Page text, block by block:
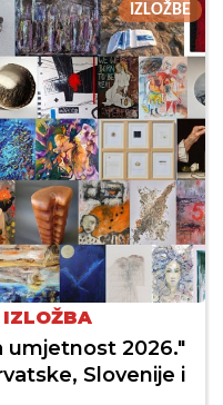
IZLOŽBE
IZLOŽBA
umjetnost 2026."
Slovenije i